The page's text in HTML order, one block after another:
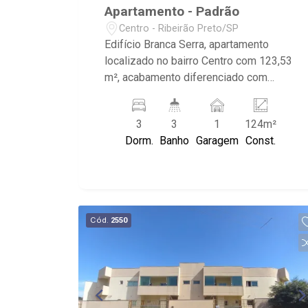
Apartamento - Padrão
Centro - Ribeirão Preto/SP
Edifício Branca Serra, apartamento
localizado no bairro Centro com 123,53
m², acabamento diferenciado com
dormitórios sendo 1 com armários e 01
suíte, banheiro social, sala de jantar e
estar, sacada, cozinha planejada,
supermercado, farmácias, lojas
comerciais e avenidas movimentadas.
99270-1000 V2251
3
Dorm.
3
Banho
1
Garagem
124m²
Const.
Cód. 2550